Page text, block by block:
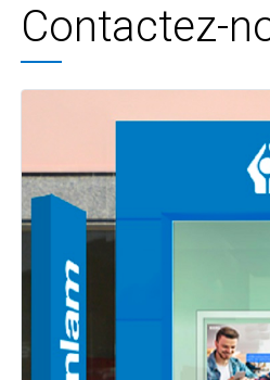
Contactez-